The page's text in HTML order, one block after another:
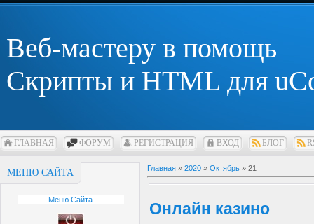
Веб-мастеру в помощь
Скрипты и HTML для
ГЛАВНАЯ ФОРУМ РЕГИСТРАЦИЯ ВХОД БЛОГ
МЕНЮ САЙТА
Меню Сайта
Главная » 2020 » Октябрь » 21
Онлайн казино